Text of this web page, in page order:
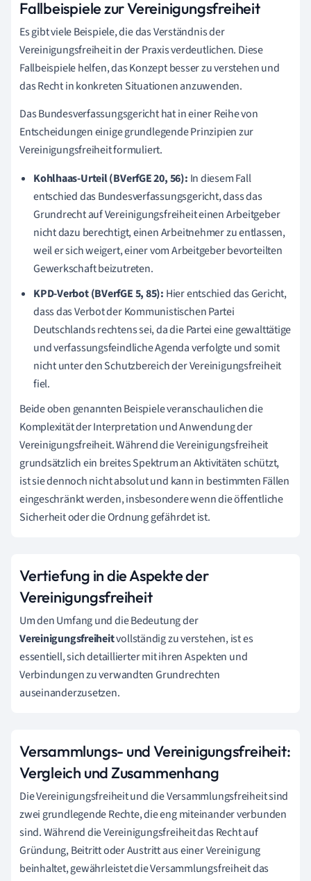
Fallbeispiele zur Vereinigungsfreiheit
Es gibt viele Beispiele, die das Verständnis der
Vereinigungsfreiheit in der Praxis verdeutlichen. Diese
Fallbeispiele helfen, das Konzept besser zu verstehen und
das Recht in konkreten Situationen anzuwenden.
Das Bundesverfassungsgericht hat in einer Reihe von
Entscheidungen einige grundlegende Prinzipien zur
Vereinigungsfreiheit formuliert.
Kohlhaas-Urteil (BVerfGE 20, 56): In diesem Fall
entschied das Bundesverfassungsgericht, dass das
Grundrecht auf Vereinigungsfreiheit einen Arbeitgeber
nicht dazu berechtigt, einen Arbeitnehmer zu entlassen,
weil er sich weigert, einer vom Arbeitgeber bevorteilten
Gewerkschaft beizutreten.
KPD-Verbot (BVerfGE 5, 85): Hier entschied das Gericht,
dass das Verbot der Kommunistischen Partei
Deutschlands rechtens sei, da die Partei eine gewalttätige
und verfassungsfeindliche Agenda verfolgte und somit
nicht unter den Schutzbereich der Vereinigungsfreiheit
fiel.
Beide oben genannten Beispiele veranschaulichen die
Komplexität der Interpretation und Anwendung der
Vereinigungsfreiheit. Während die Vereinigungsfreiheit
grundsätzlich ein breites Spektrum an Aktivitäten schützt,
ist sie dennoch nicht absolut und kann in bestimmten Fällen
eingeschränkt werden, insbesondere wenn die öffentliche
Sicherheit oder die Ordnung gefährdet ist.
Vertiefung in die Aspekte der
Vereinigungsfreiheit
Um den Umfang und die Bedeutung der
Vereinigungsfreiheitvollständig zu verstehen, ist es
essentiell, sich detaillierter mit ihren Aspekten und
Verbindungen zu verwandten Grundrechten
auseinanderzusetzen.
Versammlungs- und Vereinigungsfreiheit:
Vergleich und Zusammenhang
Die Vereinigungsfreiheit und die Versammlungsfreiheit sind
zwei grundlegende Rechte, die eng miteinander verbunden
sind. Während die Vereinigungsfreiheit das Recht auf
Gründung, Beitritt oder Austritt aus einer Vereinigung
beinhaltet, gewährleistet die Versammlungsfreiheit das